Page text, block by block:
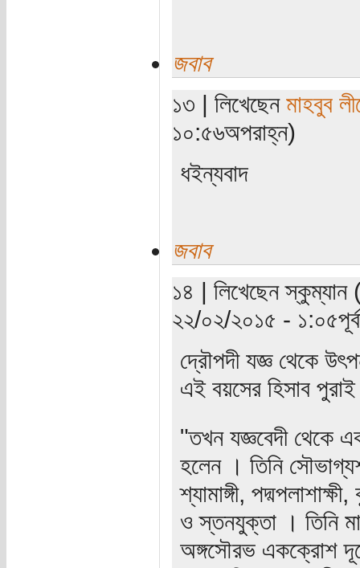
জবাব
১৩ | লিখেছেন মাহবুব
১০:৫৬অপরাহ্ন)
ধইন্যবাদ
জবাব
১৪ | লিখেছেন স্কুম্যান
২২/০২/২০১৫ -
দ্রৌপদী যজ্ঞ থেকে
এই বয়সের হিসাব
"তখন যজ্ঞবেদী থেকে
হলেন । তিনি
শ্যামাঙ্গী,
ও স্তনযুক্তা । তিনি
অঙ্গসৌরভ একক্রোশ